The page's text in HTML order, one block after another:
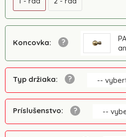
Koncovka:
Typ držiaka: --
Príslušenstvo: --